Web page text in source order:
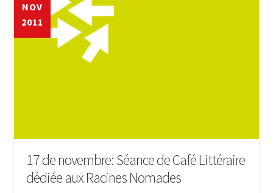
NOV
2011
17 de novembre: Séance de Café Littéraire
dédiée aux Racines Nomades